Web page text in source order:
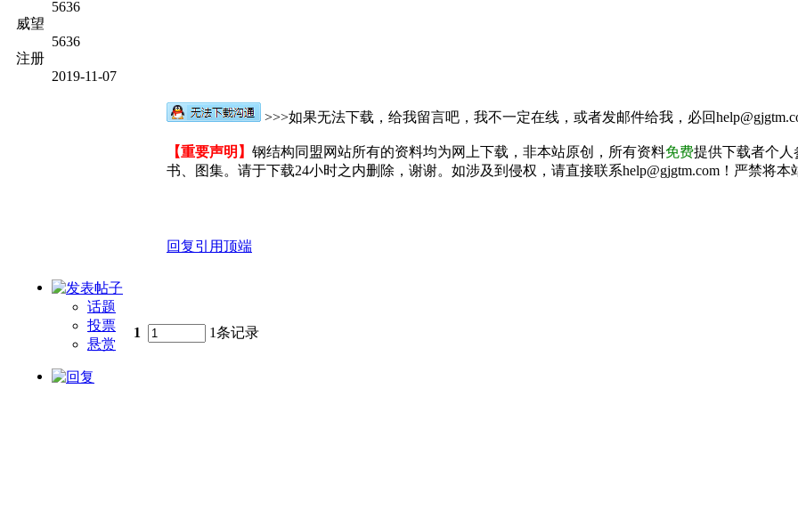
5636
威望
5636
注册
2019-11-07
>>>如果无法下载，给我留言吧，我不一定在线，或者发邮件给我，必回
【重要声明】 钢结构同盟网站所有的资料均为网上下载，非本站原创，所有资料免费提供下载者个人
书、图集。请于下载24小时之内删除，谢谢。如涉及到侵权，请直接联系help@gjgtm.com！严禁将
回复引用顶端
话题
投票
悬赏
1 1条记录